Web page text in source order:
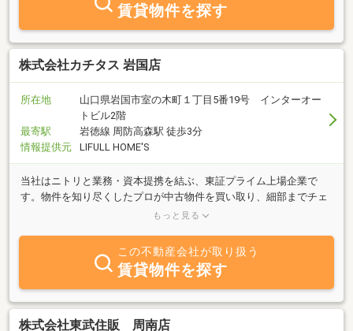
賃貸物件を探す
株式会社カチタス 岩国店
所在地
山口県岩国市室の木町１丁目5番19号 インターオー
トビル2階
最寄駅
岩徳線 周防高森駅 徒歩3分
情報提供元
LIFULL HOME'S
当社はニトリと業務・資本提携を結ぶ、東証プライム上場企業で
す。物件を知り尽くしたプロが中古物件を買い取り、細部までチェ
ックし、自社規格に沿って丁寧にリフォームしているので、ご購入
もっと見る
この不動産会社が取り扱う
賃貸物件を探す
株式会社東武住販 周南店